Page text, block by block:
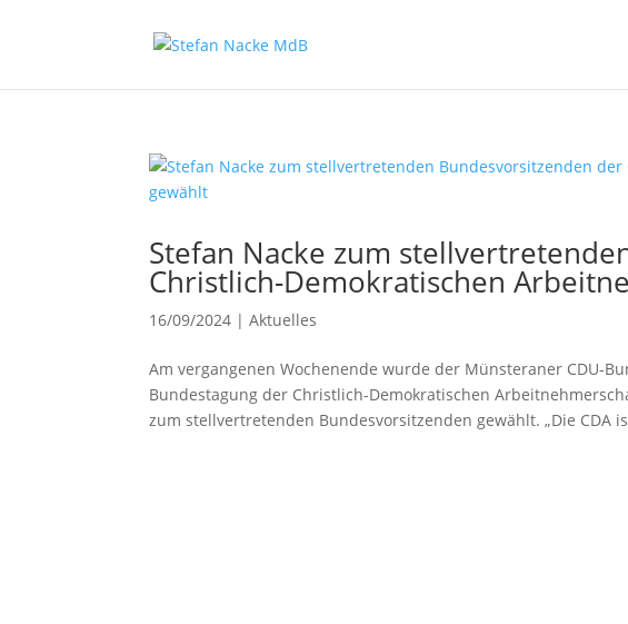
Stefan Nacke zum
Christlich-Demokratischen
16/09/2024 |Aktuelles
Am vergangenen Wochenende wurde der Münsteraner CDU-
Bundestagung der Christlich-Demokratischen
zum stellvertretenden Bundesvorsitzenden gewählt. „Die CDA